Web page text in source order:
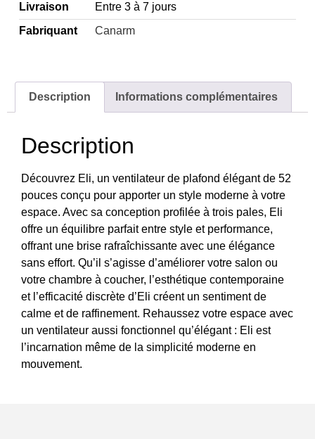
Livraison
Entre 3 à 7 jours
Fabriquant
Canarm
Description Informations complémentaires
Description
Découvrez Eli, un ventilateur de plafond élégant de 52
pouces conçu pour apporter un style moderne à votre
espace. Avec sa conception profilée à trois pales, Eli
offre un équilibre parfait entre style et performance,
offrant une brise rafraîchissante avec une élégance
sans effort. Qu’il s’agisse d’améliorer votre salon ou
votre chambre à coucher, l’esthétique contemporaine
et l’efficacité discrète d’Eli créent un sentiment de
calme et de raffinement. Rehaussez votre espace avec
un ventilateur aussi fonctionnel qu’élégant : Eli est
l’incarnation même de la simplicité moderne en
mouvement.